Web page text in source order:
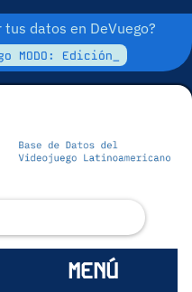
datos en DeVuego?
MODO: Edición_
MENÚ